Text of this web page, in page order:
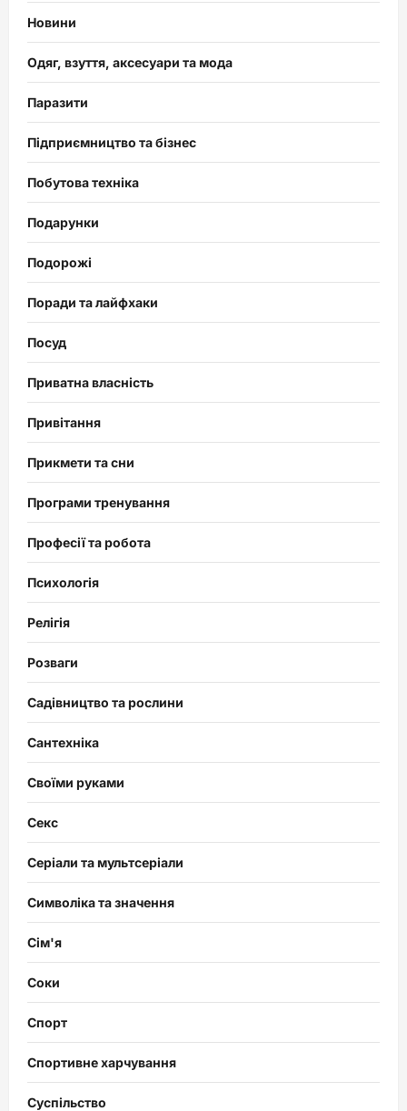
Новини
Одяг, взуття, аксесуари та мода
Паразити
Підприємництво та бізнес
Побутова техніка
Подарунки
Подорожі
Поради та лайфхаки
Посуд
Приватна власність
Привітання
Прикмети та сни
Програми тренування
Професії та робота
Психологія
Релігія
Розваги
Садівництво та рослини
Сантехніка
Своїми руками
Секс
Серіали та мультсеріали
Символіка та значення
Сім'я
Соки
Спорт
Спортивне харчування
Суспільство